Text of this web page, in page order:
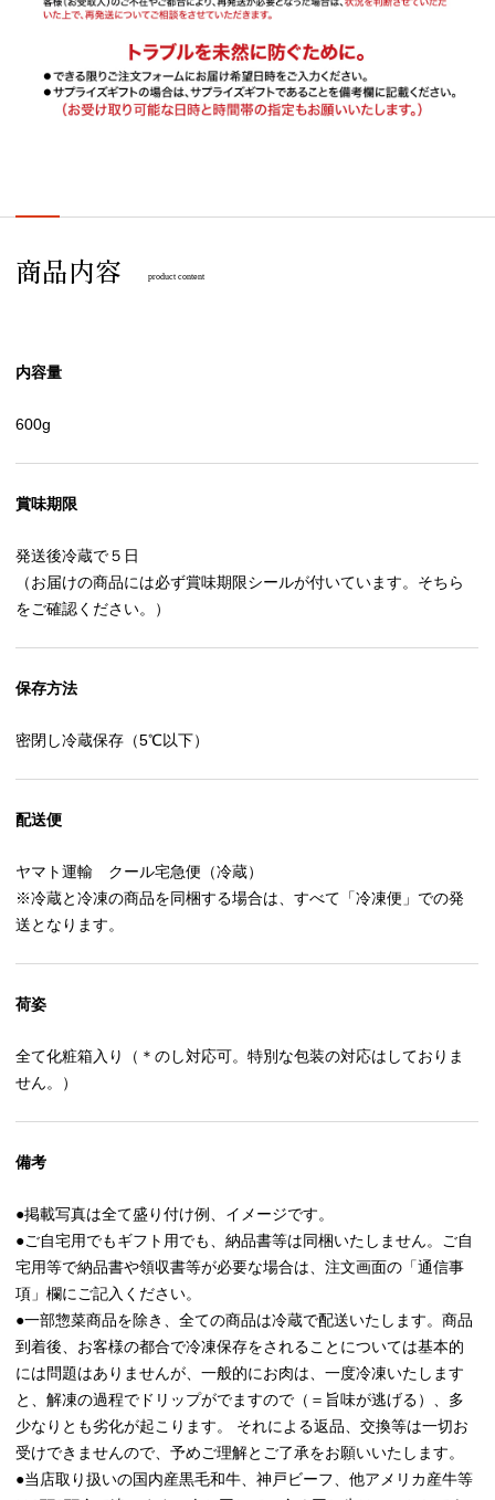
商品内容 product content
内容量
600g
賞味期限
発送後冷蔵で５日
（お届けの商品には必ず賞味期限シールが付いています。そちら
をご確認ください。）
保存方法
密閉し冷蔵保存（5℃以下）
配送便
ヤマト運輸 クール宅急便（冷蔵）
※冷蔵と冷凍の商品を同梱する場合は、すべて「冷凍便」での発
送となります。
荷姿
全て化粧箱入り（＊のし対応可。特別な包装の対応はしておりま
せん。）
備考
●掲載写真は全て盛り付け例、イメージです。
●ご自宅用でもギフト用でも、納品書等は同梱いたしません。ご自
宅用等で納品書や領収書等が必要な場合は、注文画面の「通信事
項」欄にご記入ください。
●一部惣菜商品を除き、全ての商品は冷蔵で配送いたします。商品
到着後、お客様の都合で冷凍保存をされることについては基本的
には問題はありませんが、一般的にお肉は、一度冷凍いたします
と、解凍の過程でドリップがでますので（＝旨味が逃げる）、多
少なりとも劣化が起こります。 それによる返品、交換等は一切お
受けできませんので、予めご理解とご了承をお願いいたします。
●当店取り扱いの国内産黒毛和牛、神戸ビーフ、他アメリカ産牛等